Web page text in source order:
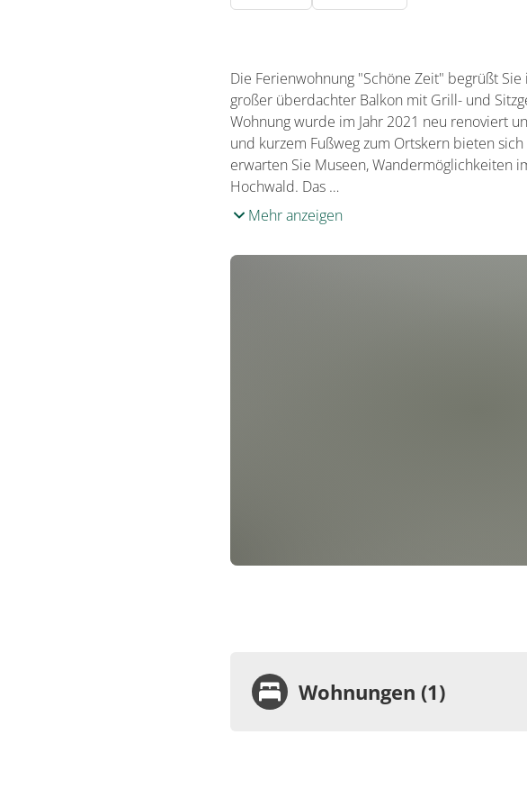
Die Ferienwohnung "Schöne Zeit" begrüßt
großer überdachter Balkon mit Grill- und
Wohnung wurde im Jahr 2021 neu renoviert
und kurzem Fußweg zum Ortskern bieten
erwarten Sie Museen, Wandermöglichkeiten
Hochwald. Das …
Mehr anzeigen
Wohnungen (1)